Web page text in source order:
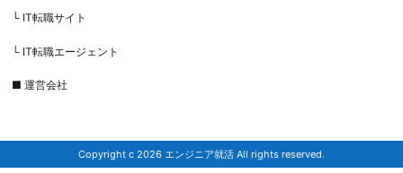
└ IT転職サイト
└ IT転職エージェント
■ 運営会社
Copyright c 2026 エンジニア就活 All rights reserved.